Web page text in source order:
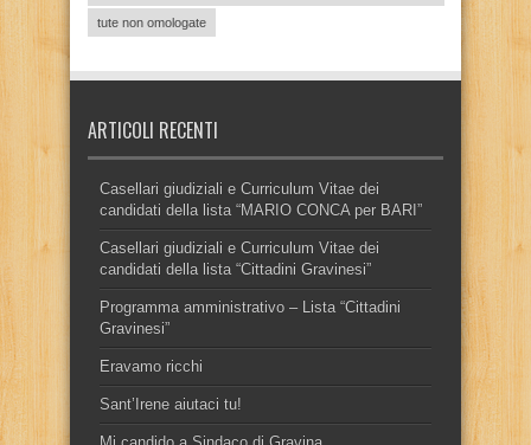
tute non omologate
ARTICOLI RECENTI
Casellari giudiziali e Curriculum Vitae dei
candidati della lista “MARIO CONCA per BARI”
Casellari giudiziali e Curriculum Vitae dei
candidati della lista “Cittadini Gravinesi”
Programma amministrativo – Lista “Cittadini
Gravinesi”
Eravamo ricchi
Sant’Irene aiutaci tu!